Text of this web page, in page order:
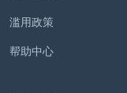
滥用政策
帮助中心